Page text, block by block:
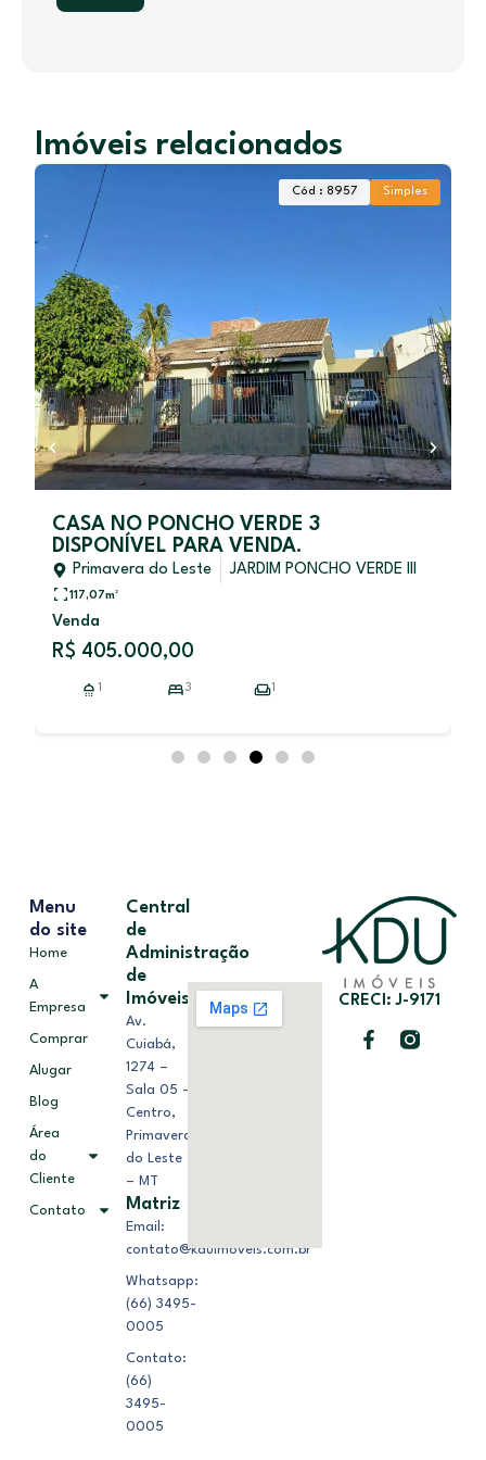
Imóveis relacionados
VERDE 3
VENDA.
JARDIM PONCHO VERDE III
1
Prédio à venda
PRIMAVERA
850.000,00
CRECI: J-9171
Menu
do site
Home
A
Empresa
Comprar
Alugar
Blog
Área
do
Cliente
Contato
Central
de
Administração
de
Imóveis
Av.
Cuiabá,
1274 –
Sala 05 –
Centro,
Primavera
do Leste
– MT
Matriz
Email:
contato@kduimoveis.com.br
Whatsapp:
(66) 3495-
0005
Contato:
(66)
3495-
0005